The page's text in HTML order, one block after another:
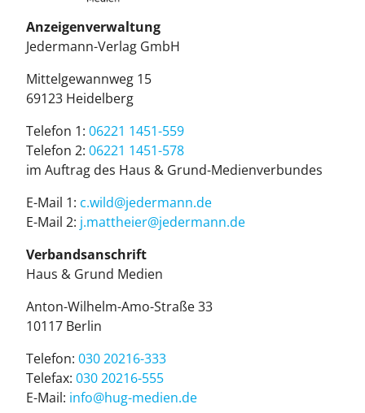
Anzeigenverwaltung
Je­der­mann-Ver­lag GmbH
Mit­tel­ge­wann­weg 15
69123 Hei­del­berg
Telefon 1: 06221 1451-559
Telefon 2: 06221 1451-578
im Auf­trag des Haus & Grund-Me­di­en­ver­bun­des
E-Mail 1: c.wild@je­der­mann.de
E-Mail 2: j.mattheier@jedermann.de
Verbandsanschrift
Haus & Grund Medien
Anton-Wilhelm-Amo-Straße 33
10117 Ber­lin
Telefon: 030 20216-333
Telefax: 030 20216-555
E-Mail: info@hug-medien.de